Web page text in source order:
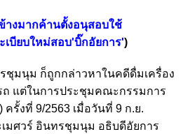
างมากค้านตั้งอนุสอบใช้
ะเบียบใหม่สอบ'บิ๊กอัยการ')
ชุมนุม ก็ถูกกล่าวหาในคดีดื่มเครื่อง
แต่ในการประชุมคณะกรรมการ
รั้งที่ 9/2563 เมื่อวันที่ 9 ก.ย.
มศวร์ อินทรชุมนุม อธิบดีอัยการ